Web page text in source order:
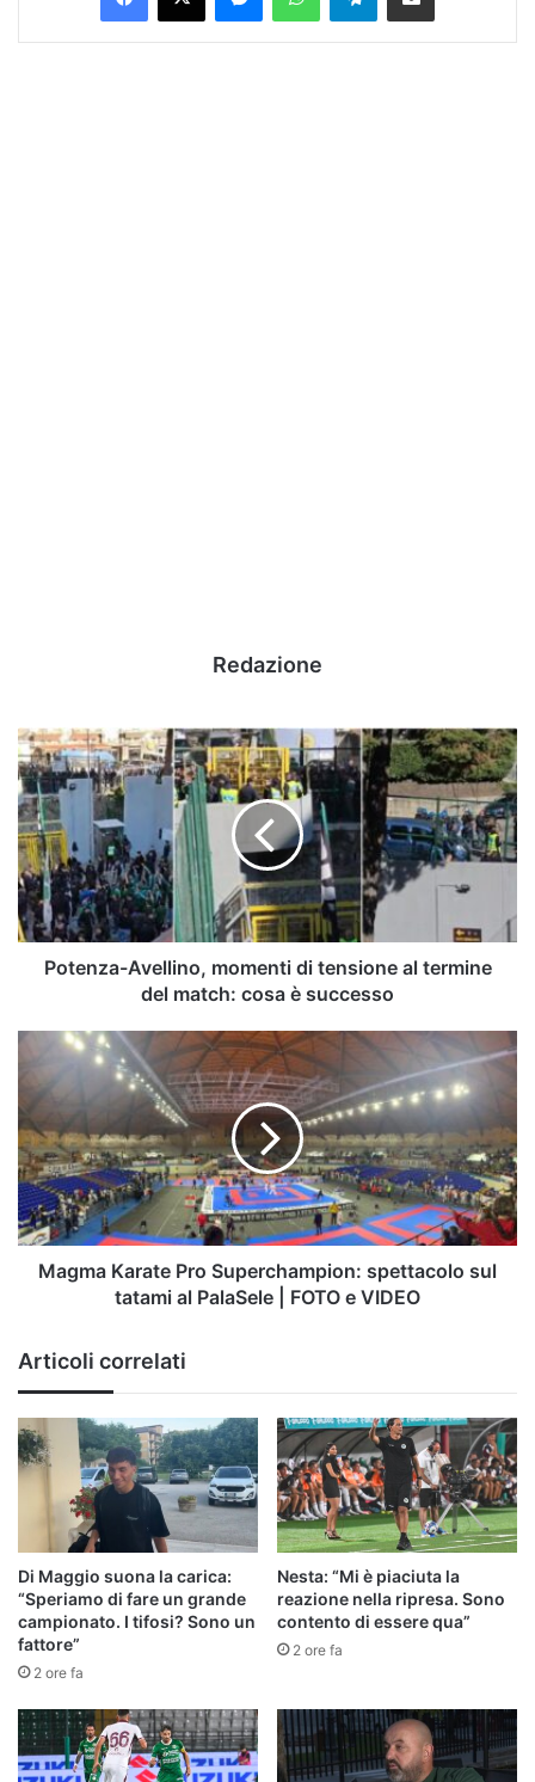
Redazione
Potenza-
Avellino,
momenti
di
tensione
al
termine
del
match:
cosaPotenza-Avellino, momenti di tensione al termine
del match: cosa è successo
Magma
Pro
Superchampion:
spettacolo
sul
tatami
al
PalaSele
Magma Karate Pro Superchampion: spettacolo sul
tatami al PalaSele | FOTO e VIDEO
Articoli correlati
Di Maggio suona la carica:
“Speriamo di fare un grande
campionato. I tifosi? Sono un
fattore”
2 ore fa
Nesta: “Mi è piaciuta la
reazione nella ripresa. Sono
contento di essere qua”
2 ore fa